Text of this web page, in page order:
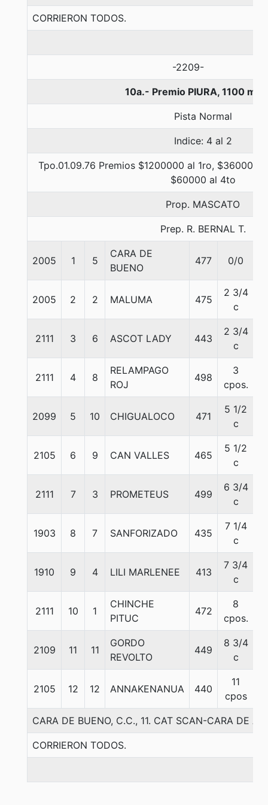
CORRIERON TODOS.
-2209-
10a.- Premio PIURA, 1100
Pista Normal
Indice: 4 al 2
Tpo.01.09.76 Premios $1200000 al 1ro, $360000
$60000 al 4to
Prop. MASCATO
Prep. R. BERNAL T.
2005 1 5
CARA DE
BUENO
477 0/0
2005 2 2 MALUMA 475
2 3/4
c
2111 3 6 ASCOT LADY 443
2 3/4
c
2111 4 8
RELAMPAGO
ROJ
498
3
cpos.
2099 5 10 CHIGUALOCO 471
5 1/2
c
2105 6 9 CAN VALLES 465
5 1/2
c
2111 7 3 PROMETEUS 499
6 3/4
c
1903 8 7 SANFORIZADO 435
7 1/4
c
1910 9 4 LILI MARLENEE 413
7 3/4
c
2111 10 1
CHINCHE
PITUC
472
8
cpos.
2109 11 11
GORDO
REVOLTO
449
8 3/4
c
2105 12 12 ANNAKENANUA 440
11
cpos
CARA DE BUENO, C.C., 11. CAT SCAN-CARA DE
CORRIERON TODOS.